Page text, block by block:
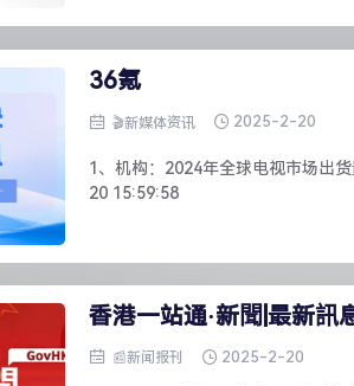
36氪
🎬新媒体资讯 2025-2-20
1、机构：2024年全球电视市场
20 15:59:58
香港一站通·新聞|最新訊
📰新闻报刊 2025-2-20